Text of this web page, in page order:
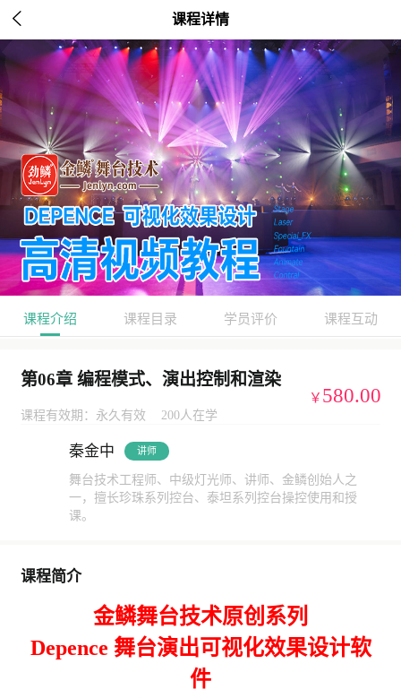
 课程详情
课程介绍 课程目录 学员评价 课程互动
第06章 编程模式、演出控制和渲染
课程有效期：永久有效 200人在学
￥ 580.00
秦金中 讲师
舞台技术工程师、中级灯光师、讲师、金鳞创始人之
一，擅长珍珠系列控台、泰坦系列控台操控使用和授
课。
课程简介
金鳞舞台技术原创系列
Depence 舞台演出可视化效果设计软
件